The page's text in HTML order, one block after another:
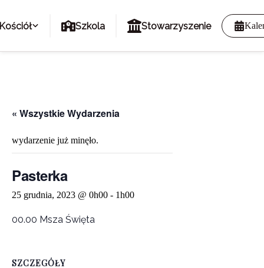
Szkola Stowarzyszenie
« Wszystkie Wydarzenia
wydarzenie już minęło.
Pasterka
25 grudnia, 2023 @ 0h00 - 1h00
00.00 Msza Święta
SZCZEGÓŁY